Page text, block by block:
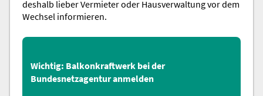
deshalb lieber Vermieter oder Hausverwaltung vor dem
Wechsel informieren.
Wichtig: Balkonkraftwerk bei der
Bundesnetzagentur anmelden